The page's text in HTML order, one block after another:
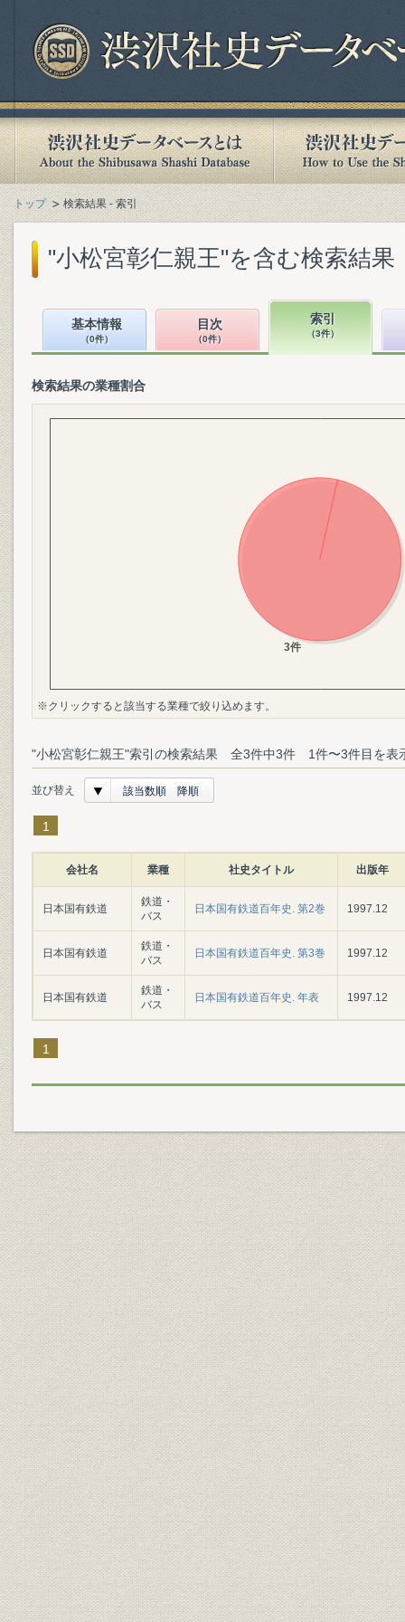
トップ 検索結果 - 索引
"小松宮彰仁親王"を含む検索結果
基本情報
（0件）
目次
（0件）
索引
（3件）
検索結果の業種割合
※クリックすると該当する業種で絞り込めます。
"小松宮彰仁親王"索引の検索結果 全3件中3件 1件〜3件目を表
並び替え 該当数順 降順
1
会社名 業種 社史タイトル 出版年
日本国有鉄道
鉄道・
バス
日本国有鉄道百年史. 第2巻 1997.12
日本国有鉄道
鉄道・
バス
日本国有鉄道百年史. 第3巻 1997.12
日本国有鉄道
鉄道・
バス
日本国有鉄道百年史. 年表 1997.12
1